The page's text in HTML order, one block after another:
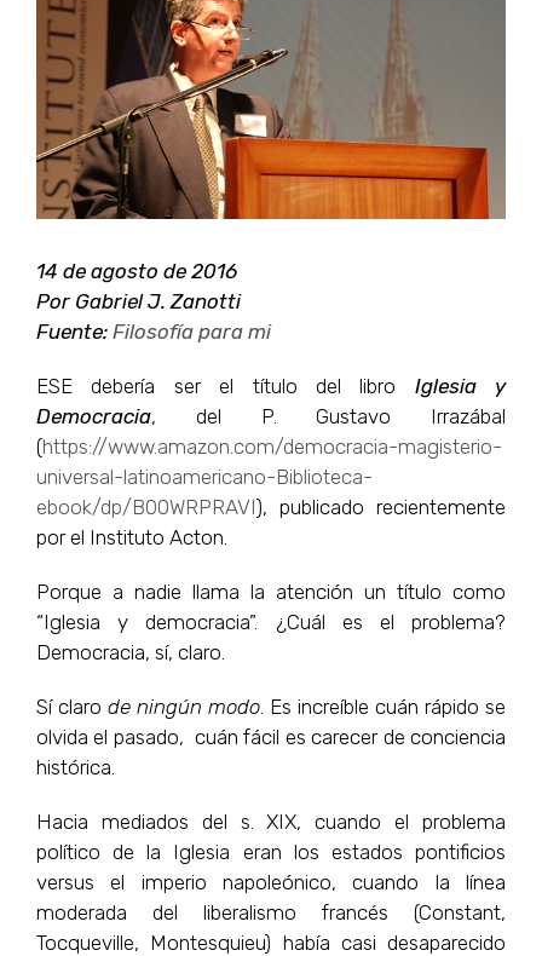
más
grande
14 de agosto de 2016
Por Gabriel J. Zanotti
Fuente: Filosofía para mi
ESE debería ser el título del libro Iglesia y
Democracia,
del P. Gustavo Irrazábal
(https://www.amazon.com/democracia-magisterio-
universal-latinoamericano-Biblioteca-
ebook/dp/B00WRPRAVI), publicado recientemente
por el Instituto Acton.
Porque a nadie llama la atención un título como
“Iglesia y democracia”. ¿Cuál es el problema?
Democracia, sí, claro.
Sí claro de ningún modo . Es increíble cuán rápido se
olvida el pasado, cuán fácil es carecer de conciencia
histórica.
Hacia mediados del s. XIX, cuando el problema
político de la Iglesia eran los estados pontificios
versus el imperio napoleónico, cuando la línea
moderada del liberalismo francés (Constant,
Tocqueville, Montesquieu) había casi desaparecido